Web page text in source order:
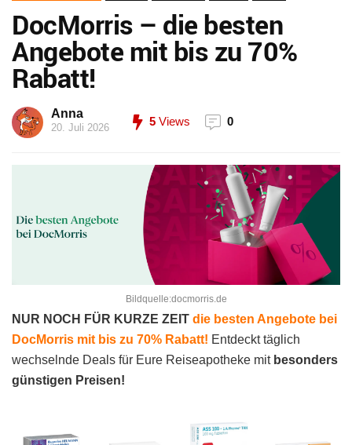
DocMorris – die besten
Angebote mit bis zu 70%
Rabatt!
Anna
20. Juli 2026 5 Views 0
Bildquelle:docmorris.de
NUR NOCH FÜR KURZE ZEIT die besten Angebote bei
DocMorris mit bis zu 70% Rabatt! Entdeckt täglich
wechselnde Deals für Eure Reiseapotheke mit besonders
günstigen Preisen!